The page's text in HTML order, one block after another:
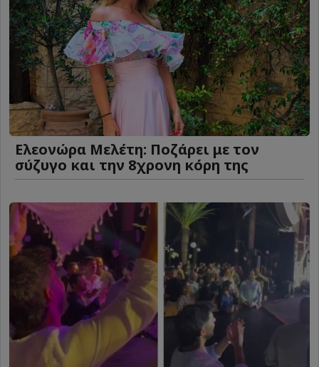
Ελεονώρα Μελέτη: Ποζάρει με τον
σύζυγο και την 8χρονη κόρη της